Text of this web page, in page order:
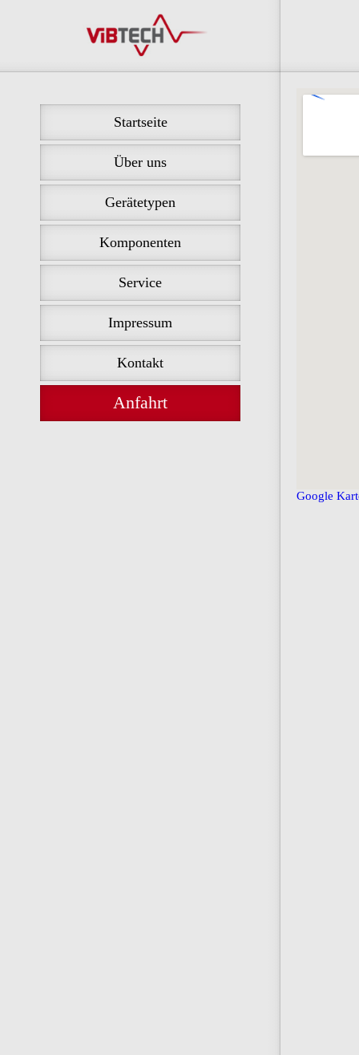
Startseite
Über uns
Gerätetypen
Komponenten
Service
Impressum
Kontakt
Anfahrt
Google